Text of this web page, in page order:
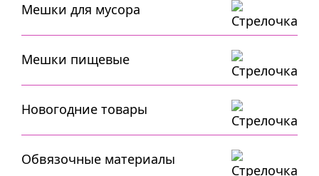
Мешки для мусора
Мешки пищевые
Новогодние товары
Обвязочные материалы